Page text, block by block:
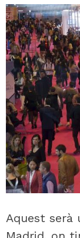
Aquest serà